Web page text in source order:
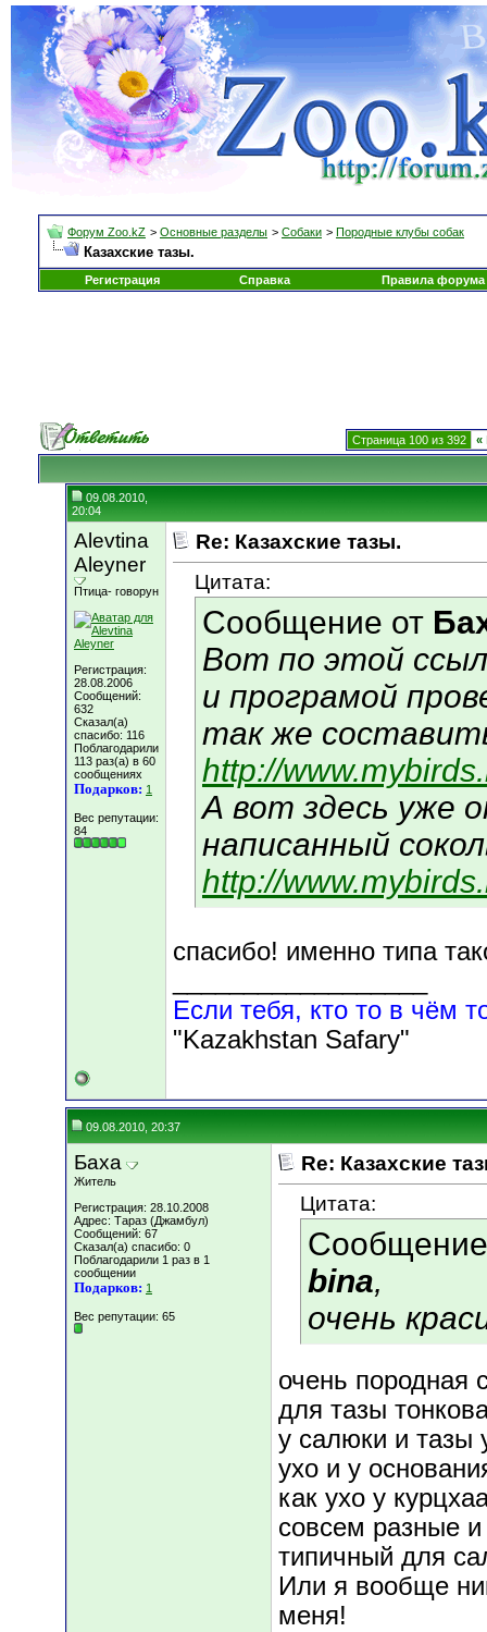
Форум Zoo.kZ > Основные разделы > Собаки > Породные клубы собак
Казахские тазы.
Регистрация Справка Правила форума
Страница 100 из 392 «
09.08.2010,
20:04
Alevtina
Aleyner
Птица- говорун
Регистрация:
28.08.2006
Сообщений:
632
Сказал(а)
спасибо: 116
Поблагодарили
113 раз(а) в 60
сообщениях
Подарков: 1
Вес репутации:
84
Re: Казахские тазы.
Цитата:
Сообщение от
Вот по этой
и програмой
так же
http://
А вот здесь уже
написанный
http://
спасибо! именно типа
Если тебя, кто то в чём
"Kazakhstan Safary"
09.08.2010, 20:37
Баха
Житель
Регистрация: 28.10.2008
Адрес: Тараз (Джамбул)
Сообщений: 67
Сказал(а) спасибо: 0
Поблагодарили 1 раз в 1
сообщении
Подарков: 1
Вес репутации: 65
Re: Казахские
Цитата:
bina,
очень
очень породная
для тазы
у салюки и тазы
ухо и у
как ухо у
совсем разные
типичный для
Или я вообще
меня!